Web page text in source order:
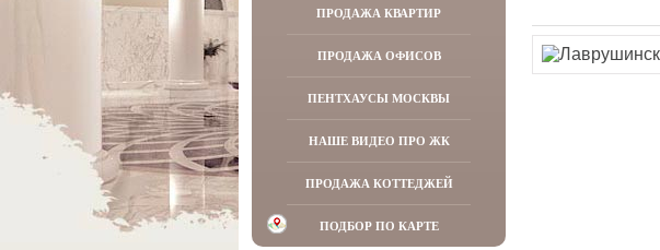
ПРОДАЖА КВАРТИР
ПРОДАЖА ОФИСОВ
ПЕНТХАУСЫ МОСКВЫ
НАШЕ ВИДЕО ПРО ЖК
ПРОДАЖА КОТТЕДЖЕЙ
ПОДБОР ПО КАРТЕ